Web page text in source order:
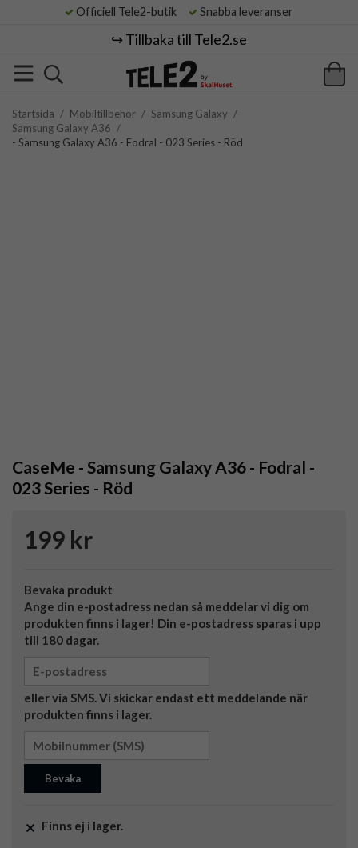
Officiell Tele2-butik Snabba leveranser
↪️ Tillbaka till Tele2.se
Startsida / Mobiltillbehör / Samsung Galaxy /
Samsung Galaxy A36 /
- Samsung Galaxy A36 - Fodral - 023 Series - Röd
CaseMe - Samsung Galaxy A36 - Fodral -
023 Series - Röd
199 kr
Bevaka produkt
Ange din e-postadress nedan så meddelar vi dig om
produkten finns i lager! Din e-postadress sparas i upp
till 180 dagar.
eller via SMS. Vi skickar endast ett meddelande när
produkten finns i lager.
Bevaka
Finns ej i lager.